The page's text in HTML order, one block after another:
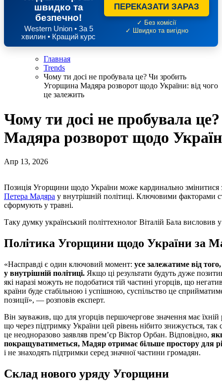
швидко та
безпечно!
Western Union • За 5
хвилин • Кращий курс
ПЕРЕКАЗАТИ ЗАРАЗ
✓ Без комісії
✓ Швидко та вигідно
Главная
Trends
Чому ти досі не пробувала це? Чи зробить
Угорщина Мадяра розворот щодо України: від чого
це залежить
Чому ти досі не пробувала
Мадяра розворот щодо
Апр 13, 2026
Позиція Угорщини щодо України може кардинально змінитися
Петера Мадяра у внутрішній політиці. Ключовими факторами
сформують у травні.
Таку думку український політтехнолог Віталій Бала висловив
Політика Угорщини щодо України за
«Насправді є один ключовий момент: усе залежатиме від
у внутрішній політиці. Якщо ці результати будуть дуже
які наразі можуть не подобатися тій частині угорців, що
країни буде стабільною і успішною, суспільство це
позиції», — розповів експерт.
Він зауважив, що для угорців першочергове значення має
що через підтримку України цей рівень нібито знижується,
це неодноразово заявляв прем’єр Віктор Орбан. Відповідно,
покращуватиметься, Мадяр отримає більше простору для
і не знаходять підтримки серед значної частини громадян.
Склад нового уряду Угорщини